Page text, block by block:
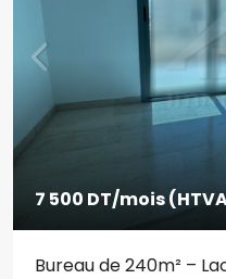
7 500 DT/mois
Bureau de 240m² –